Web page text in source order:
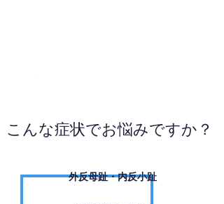
こんな症状でお悩みですか？
外反母趾・内反小趾